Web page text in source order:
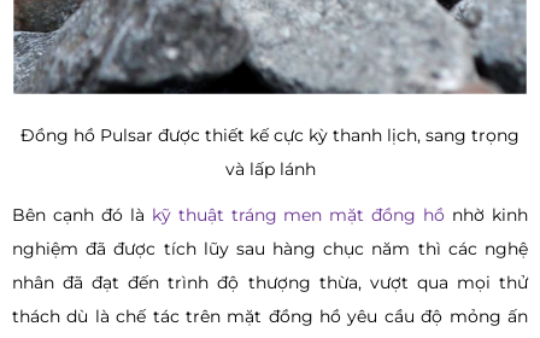
Đồng hồ Pulsar được thiết kế cực kỳ thanh lịch, sang trọng
và lấp lánh
Bên cạnh đó là kỹ thuật tráng men mặt đồng hồ nhờ kinh
nghiệm đã được tích lũy sau hàng chục năm thì các nghệ
nhân đã đạt đến trình độ thượng thừa, vượt qua mọi thử
thách dù là chế tác trên mặt đồng hồ yêu cầu độ mỏng ấn